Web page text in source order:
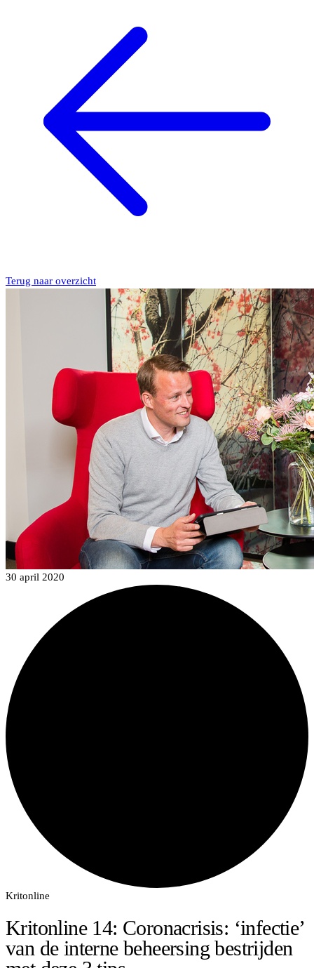
Terug naar overzicht
30 april 2020
Kritonline
Kritonline 14: Coronacrisis: ‘infectie’
van de interne beheersing bestrijden